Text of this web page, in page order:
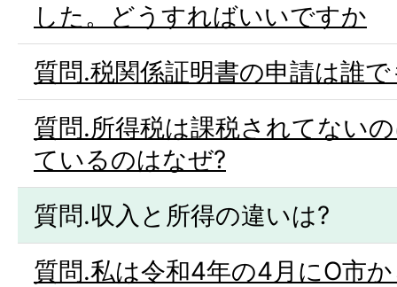
した。どうすればいいですか
質問.税関係証明書の申請は誰
質問.所得税は課税されてない
ているのはなぜ?
質問.収入と所得の違いは?
質問.私は令和4年の4月にO市